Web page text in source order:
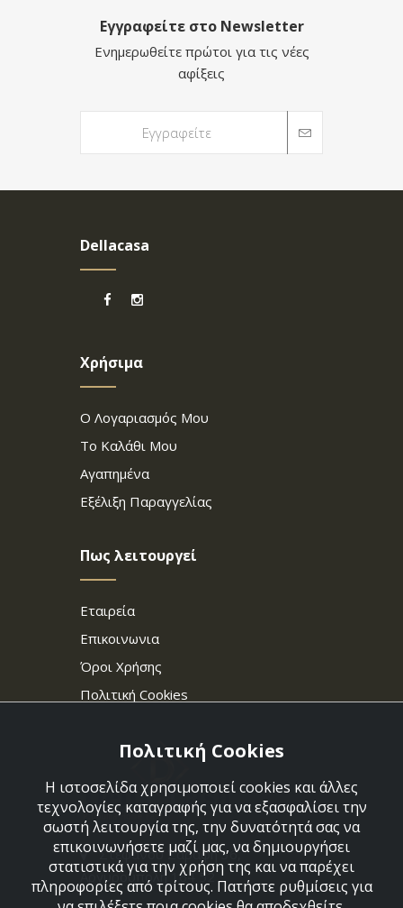
Εγγραφείτε στο Newsletter
Ενημερωθείτε πρώτοι για τις νέες
αφίξεις
Dellacasa
Χρήσιμα
Ο Λογαριασμός Μου
Το Καλάθι Μου
Αγαπημένα
Εξέλιξη Παραγγελίας
Πως λειτουργεί
Εταιρεία
Επικοινωνια
Όροι Χρήσης
Πολιτική Cookies
Στεφάνου Σαράφη 36,
Αργυρούπολη 164 52
Πολιτική Cookies
Η ιστοσελίδα χρησιμοποιεί cookies και άλλες
τεχνολογίες καταγραφής για να εξασφαλίσει την
σωστή λειτουργία της, την δυνατότητά σας να
επικοινωνήσετε μαζί μας, να δημιουργήσει
στατιστικά για την χρήση της και να παρέχει
πληροφορίες από τρίτους. Πατήστε ρυθμίσεις για